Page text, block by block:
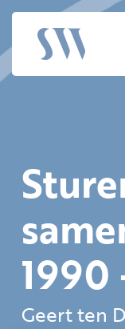
1990
Geert ten